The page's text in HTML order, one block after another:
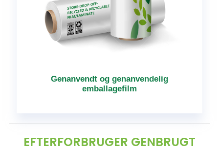
Genanvendt og genanvendelig
emballagefilm
EFTERFORBRUGER GENBRUGT